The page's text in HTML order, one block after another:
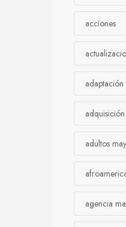
acciones
adaptación
adultos
agencia